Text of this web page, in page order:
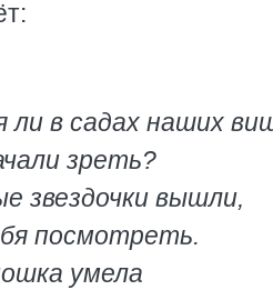
ли в садах наших
зреть?
звездочки вышли,
посмотреть.
умела